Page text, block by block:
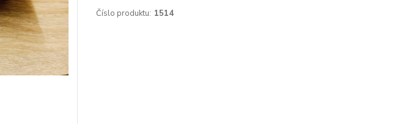
Číslo produktu: 1514